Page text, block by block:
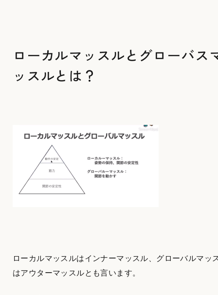
ローカルマッスルとグローバス
ッスルとは？
ローカルマッスルはインナーマッスル、グローバルマッ
はアウターマッスルとも言います。